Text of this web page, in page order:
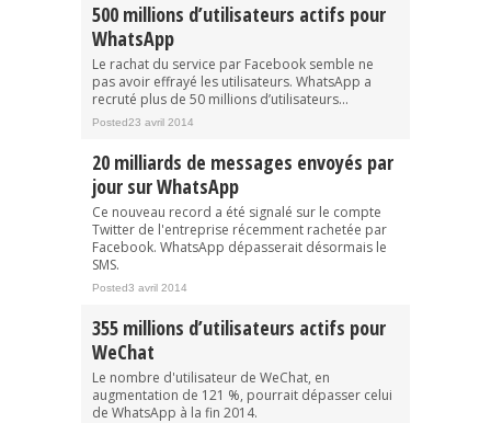
500 millions d’utilisateurs actifs pour
WhatsApp
Le rachat du service par Facebook semble ne
pas avoir effrayé les utilisateurs. WhatsApp a
recruté plus de 50 millions d’utilisateurs...
Posted23 avril 2014
20 milliards de messages envoyés par
jour sur WhatsApp
Ce nouveau record a été signalé sur le compte
Twitter de l'entreprise récemment rachetée par
Facebook. WhatsApp dépasserait désormais le
SMS.
Posted3 avril 2014
355 millions d’utilisateurs actifs pour
WeChat
Le nombre d'utilisateur de WeChat, en
augmentation de 121 %, pourrait dépasser celui
de WhatsApp à la fin 2014.